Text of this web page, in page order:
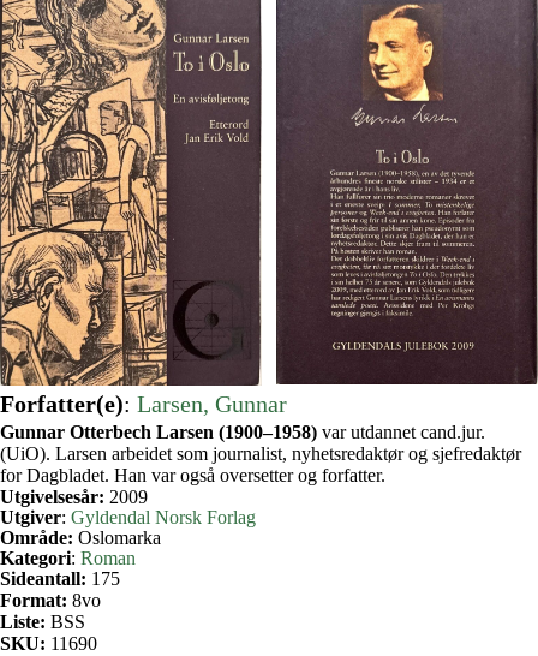
Forfatter(e): Larsen, Gunnar
Gunnar Otterbech Larsen (1900–1958) var utdannet cand.jur.
(UiO). Larsen arbeidet som journalist, nyhetsredaktør og sjefredaktør
for Dagbladet. Han var også oversetter og forfatter.
Utgivelsesår: 2009
Utgiver: Gyldendal Norsk Forlag
Område: Oslomarka
Kategori: Roman
Sideantall: 175
Format: 8vo
Liste: BSS
SKU: 11690